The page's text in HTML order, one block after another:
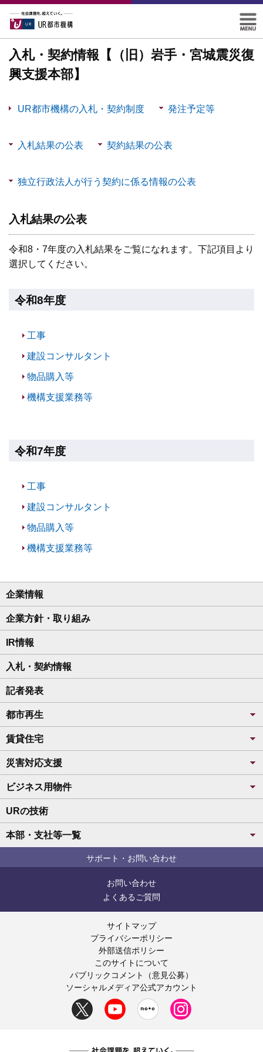
入札・契約情報【（旧）岩手・宮城震災復
興支援本部】
UR都市機構の入札・契約制度
発注予定等
入札結果の公表
契約結果の公表
独立行政法人が行う契約に係る情報の公表
入札結果の公表
令和8・7年度の入札結果をご覧になれます。下記項目より
選択してください。
令和8年度
工事
建設コンサルタント
物品購入等
機構支援業務等
令和7年度
工事
建設コンサルタント
物品購入等
機構支援業務等
企業情報
企業方針・取り組み
IR情報
入札・契約情報
記者発表
都市再生
賃貸住宅
災害対応支援
ビジネス用物件
URの技術
本部・支社等一覧
サポート・お問い合わせ
お問い合わせ
よくあるご質問
サイトマップ
プライバシーポリシー
外部送信ポリシー
このサイトについて
パブリックコメント（意見公募）
ソーシャルメディア公式アカウント